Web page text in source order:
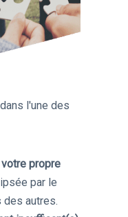
l'une des
propre
par le
autres.